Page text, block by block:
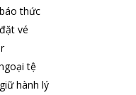
thức
vé
tệ
hành lý